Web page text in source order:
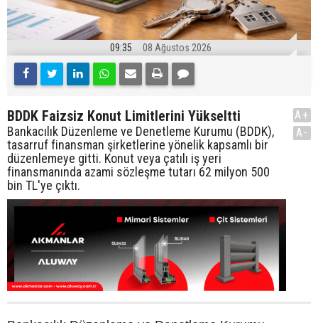
09:35 08 Ağustos 2026
BDDK Faizsiz Konut Limitlerini Yükseltti
Bankacılık Düzenleme ve Denetleme Kurumu (BDDK),
tasarruf finansman şirketlerine yönelik kapsamlı bir
düzenlemeye gitti. Konut veya çatılı iş yeri
finansmanında azami sözleşme tutarı 62 milyon 500
bin TL'ye çıktı.
A+
A-